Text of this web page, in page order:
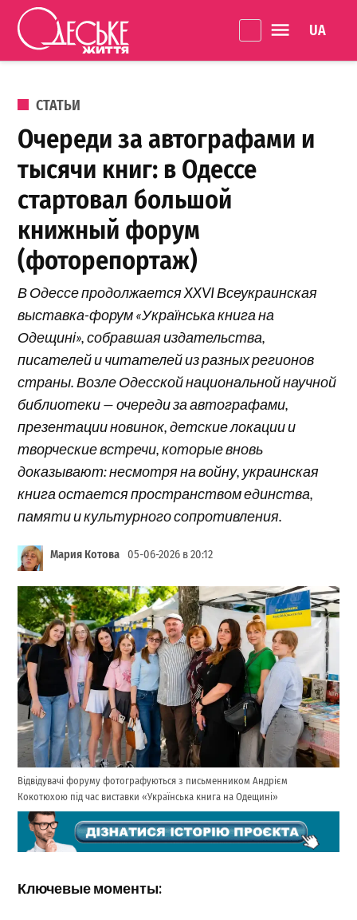
Перейти к содержанию
життя
ОПУБЛИКОВАНО В
СТАТЬИ
Очереди за автографами и
тысячи книг: в Одессе
стартовал большой
книжный форум
(фоторепортаж)
В Одессе продолжается XXVI Всеукраинская
выставка-форум «Українська книга на
Одещині», собравшая издательства,
писателей и читателей из разных регионов
страны. Возле Одесской национальной научной
библиотеки — очереди за автографами,
презентации новинок, детские локации и
творческие встречи, которые вновь
доказывают: несмотря на войну, украинская
книга остается пространством единства,
памяти и культурного сопротивления.
Мария Котова 05-06-2026 в 20:12
Відвідувачі форуму фотографуються з письменником Андрієм
Кокотюхою під час виставки «Українська книга на Одещині»
Ключевые моменты: